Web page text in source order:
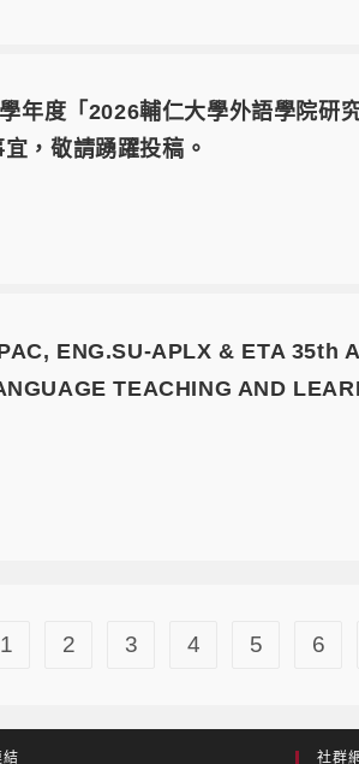
年度「2026輔仁大學外語學院研
，敬請踴躍投稿。
ENG.SU-APLX & ETA 35th
TEACHING AND
1 2 3 4 5 6
結 社群